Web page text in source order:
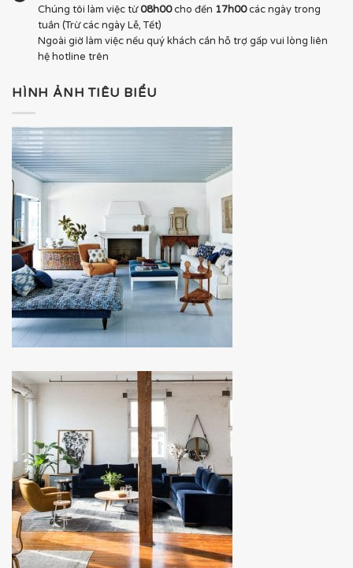
Chúng tôi làm việc từ08h00cho đến 17h00các ngày trong
tuần (Trừ các ngày Lễ, Tết)
Ngoài giờ làm việc nếu quý khách cần hỗ trợ gấp vui lòng liên
hệ hotline trên
HÌNH ẢNH TIÊU BIỂU